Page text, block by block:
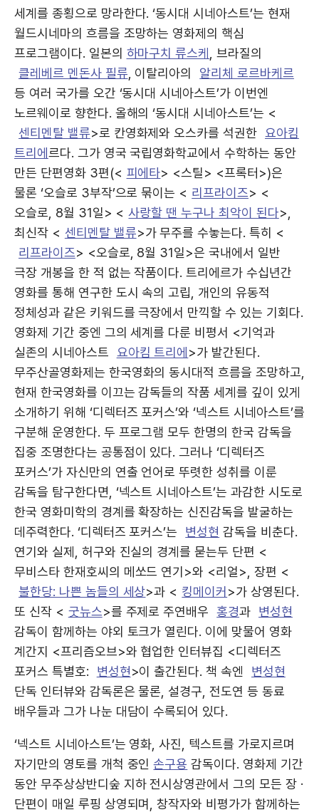
세계를 종횡으로 망라한다. ‘동시대 시네아스트’는 현재
월드시네마의 흐름을 조망하는 영화제의 핵심
프로그램이다. 일본의 하마구치 류스케
, 브라질의
클레베르 멘돈사 필류 , 이탈리아의
알리체 로르바케르
등 여러 국가를 오간 ‘동시대 시네아스트’가 이번엔
노르웨이로 향한다. 올해의 ‘동시대 시네아스트’는 <
센티멘탈 밸류>로 칸영화제와 오스카를 석권한 요아킴
트리에 르다. 그가 영국 국립영화학교에서 수학하는 동안
만든 단편영화 3편(< 피에타> <스틸> <프록터>)은
물론 ‘오슬로 3부작’으로 묶이는 < 리프라이즈> <
오슬로, 8월 31일> < 사랑할 땐 누구나 최악이 된다>,
최신작 < 센티멘탈 밸류>가 무주를 수놓는다. 특히 <
리프라이즈> <오슬로, 8월 31일>은 국내에서 일반
극장 개봉을 한 적 없는 작품이다. 트리에르가 수십년간
영화를 통해 연구한 도시 속의 고립, 개인의 유동적
정체성과 같은 키워드를 극장에서 만끽할 수 있는 기회다.
영화제 기간 중엔 그의 세계를 다룬 비평서 <기억과
실존의 시네아스트 요아킴 트리에 >가 발간된다.
무주산골영화제는 한국영화의 동시대적 흐름을 조망하고,
현재 한국영화를 이끄는 감독들의 작품 세계를 깊이 있게
소개하기 위해 ‘디렉터즈 포커스’와 ‘넥스트 시네아스트’를
구분해 운영한다. 두 프로그램 모두 한명의 한국 감독을
집중 조명한다는 공통점이 있다. 그러나 ‘디렉터즈
포커스’가 자신만의 연출 언어로 뚜렷한 성취를 이룬
감독을 탐구한다면, ‘넥스트 시네아스트’는 과감한 시도로
한국 영화미학의 경계를 확장하는 신진감독을 발굴하는
데주력한다. ‘디렉터즈 포커스’는
변성현 감독을 비춘다.
연기와 실제, 허구와 진실의 경계를 묻는두 단편 <
무비스타 한재호씨의 메쏘드 연기>와 <리얼>, 장편 <
불한당: 나쁜 놈들의 세상>과 < 킹메이커 >가 상영된다.
또 신작 < 굿뉴스>를 주제로 주연배우 홍경과 변성현
감독이 함께하는 야외 토크가 열린다. 이에 맞물어 영화
계간지 <프리즘오브>와 협업한 인터뷰집 <디렉터즈
포커스 특별호:
변성현>이 출간된다. 책 속엔
변성현
단독 인터뷰와 감독론은 물론, 설경구, 전도연 등 동료
배우들과 그가 나눈 대담이 수록되어 있다.
‘넥스트 시네아스트’는 영화, 사진, 텍스트를 가로지르며
자기만의 영토를 개척 중인손구용 감독이다. 영화제 기간
동안 무주상상반디숲 지하 전시상영관에서 그의 모든 장 ·
단편이 매일 루핑 상영되며, 창작자와 비평가가 함께하는